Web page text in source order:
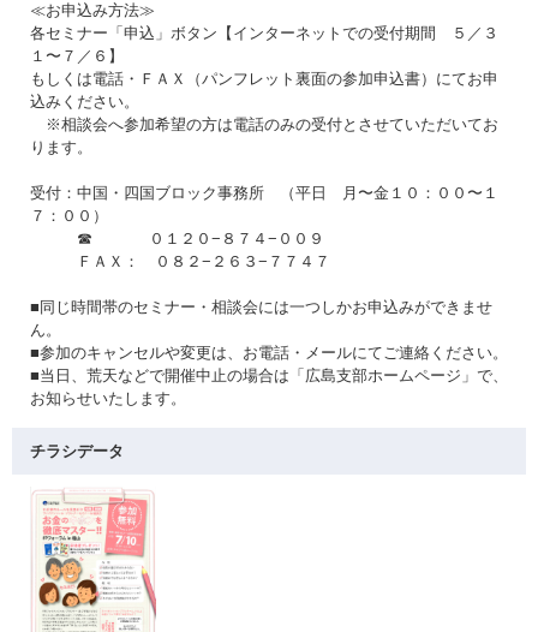
≪お申込み方法≫
各セミナー「申込」ボタン【インターネットでの受付期間 ５／３
１〜７／６】
もしくは電話・ＦＡＸ（パンフレット裏面の参加申込書）にてお申
込みください。
※相談会へ参加希望の方は電話のみの受付とさせていただいてお
ります。
受付：中国・四国ブロック事務所 （平日 月〜金１０：００〜１
７：００）
☎ ０１２０−８７４−００９
ＦＡＸ： ０８２−２６３−７７４７
■同じ時間帯のセミナー・相談会には一つしかお申込みができませ
ん。
■参加のキャンセルや変更は、お電話・メールにてご連絡ください。
■当日、荒天などで開催中止の場合は「広島支部ホームページ」で、
お知らせいたします。
チラシデータ